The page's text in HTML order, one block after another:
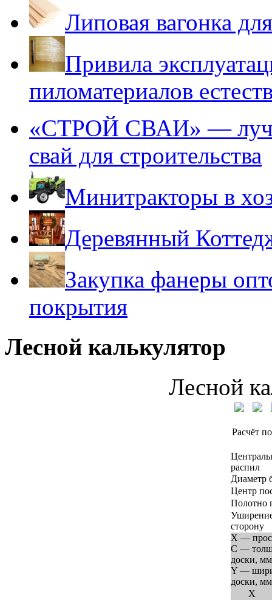
Липовая вагонка
Привила
пиломатериалов
«СТРОЙ СВАИ» —
свай для строительства
Минитракторы в
Деревянный
Закупка фанеры
покрытия
Лесной калькулятор
Лесной
Расчёт
распил
Диаметр
Центр
Полотно
сторону
X —
C —
доски, мм
Y —
доски, мм
Х